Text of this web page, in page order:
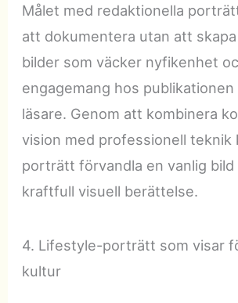
Målet med redaktionella
att dokumentera utan att
bilder som väcker nyfikenhet
engagemang hos
läsare. Genom att kombinera
vision med professionell teknik
porträtt förvandla en vanlig bild
kraftfull visuell berättelse.
4. Lifestyle-porträtt som visar
kultur